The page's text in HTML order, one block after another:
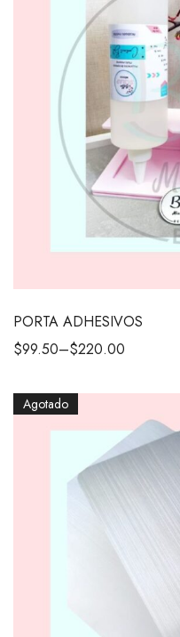
PORTA ADHESIVOS
$99.50–$220.00
Agotado